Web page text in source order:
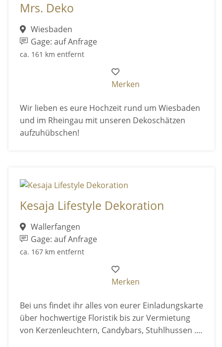
Mrs. Deko
Wiesbaden
Gage: auf Anfrage
ca. 161 km entfernt
Merken
Wir lieben es eure Hochzeit rund um Wiesbaden
und im Rheingau mit unseren Dekoschätzen
aufzuhübschen!
Kesaja Lifestyle Dekoration
Wallerfangen
Gage: auf Anfrage
ca. 167 km entfernt
Merken
Bei uns findet ihr alles von eurer Einladungskarte
über hochwertige Floristik bis zur Vermietung
von Kerzenleuchtern, Candybars, Stuhlhussen ....